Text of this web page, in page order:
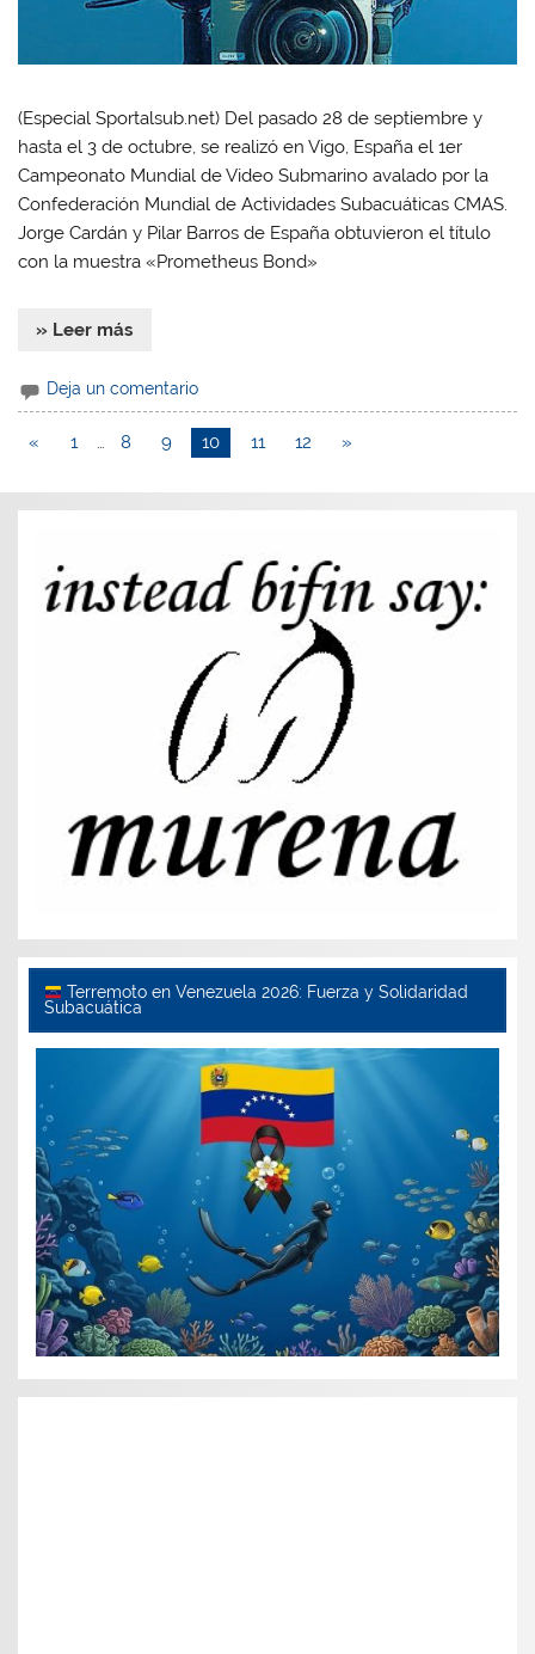
(Especial Sportalsub.net) Del pasado 28 de septiembre y
hasta el 3 de octubre, se realizó en Vigo, España el 1er
Campeonato Mundial de Video Submarino avalado por la
Confederación Mundial de Actividades Subacuáticas CMAS.
Jorge Cardán y Pilar Barros de España obtuvieron el título
con la muestra «Prometheus Bond»
» Leer más
Deja un comentario
« 1 … 8 9 10 11 12 »
Terremoto en Venezuela 2026: Fuerza y Solidaridad
Subacuática